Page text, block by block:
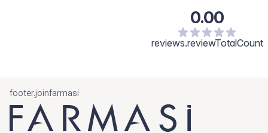
0.00
reviews.reviewTotalCount
footer.joinfarmasi